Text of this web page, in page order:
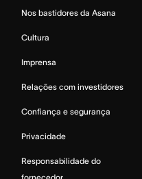
Nos bastidores da Asana
Cultura
Imprensa
Relações com investidores
Confiança e segurança
Privacidade
Responsabilidade do